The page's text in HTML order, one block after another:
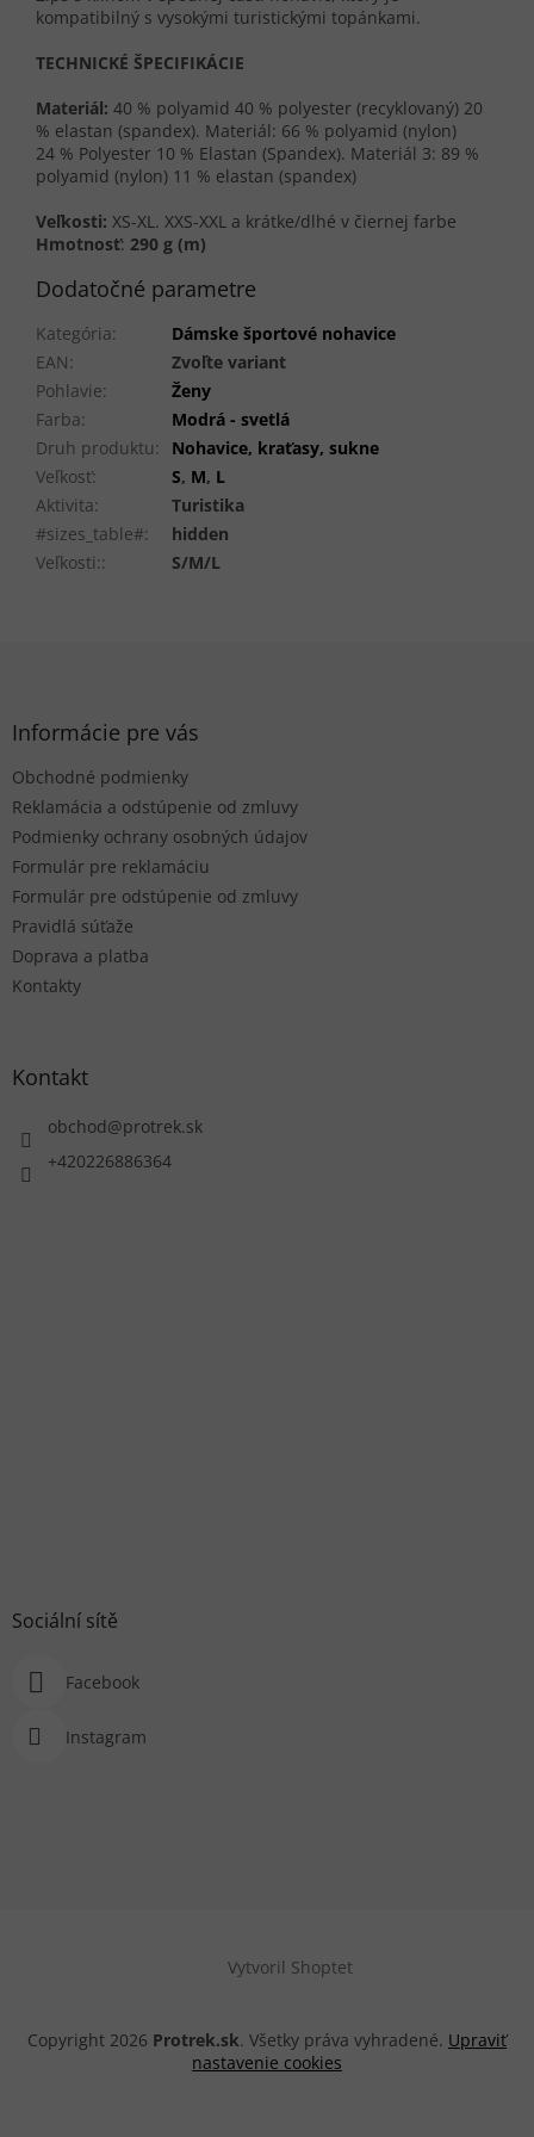
kompatibilný s vysokými turistickými topánkami.
TECHNICKÉ ŠPECIFIKÁCIE
Materiál: 40 % polyamid 40 % polyester (recyklovaný) 20
% elastan (spandex). Materiál: 66 % polyamid (nylon)
24 % Polyester 10 % Elastan (Spandex). Materiál 3: 89 %
polyamid (nylon) 11 % elastan (spandex)
Veľkosti: XS-XL. XXS-XXL a krátke/dlhé v čiernej farbe
Hmotnosť: 290 g (m)
Dodatočné parametre
Kategória:
Dámske športové nohavice
EAN:
Zvoľte variant
Pohlavie:
Ženy
Farba:
Modrá - svetlá
Druh produktu:
Nohavice, kraťasy, sukne
Veľkosť: S, M, L
Aktivita:
Turistika
#sizes_table#:
hidden
Veľkosti:: S/M/L
Informácie pre vás
Obchodné podmienky
Reklamácia a odstúpenie od zmluvy
Podmienky ochrany osobných údajov
Formulár pre reklamáciu
Formulár pre odstúpenie od zmluvy
Pravidlá súťaže
Doprava a platba
Kontakty
Kontakt
obchod@protrek.sk
+420226886364
Sociální sítě
Facebook
Instagram
Vytvoril Shoptet
Copyright 2026 Protrek.sk. Všetky práva vyhradené. Upraviť
nastavenie cookies